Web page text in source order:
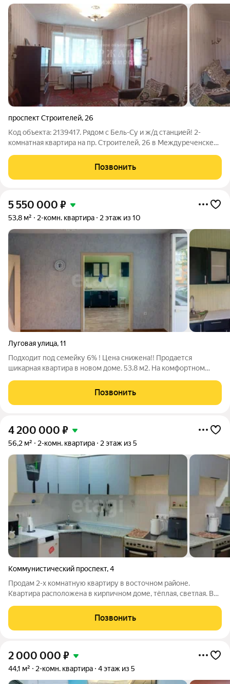
проспект Строителей, 26
Код объекта: 2139417. Рядом с Бель-Су и ж/д станцией! 2-
комнатная квартира на пр. Строителей, 26 в Междуреченске
инфраструктура рядом Квартира расположена в одном из
самых удобных районов
Позвонить
5 550 000 ₽
53,8 м² 2-комн. квартира 2 этаж из 10
Луговая улица,11
Подходит под семейку 6% ! Цена снижена!! Продается
шикарная квартира в новом доме. 53.8 м2. На комфортном
установлены пластиковые окна . Балкон выходит во двор.
Квартира находится в тихом районе.
Позвонить
4 200 000 ₽
56,2 м² 2-комн. квартира 2 этаж из 5
Коммунистический проспект,4
Продам 2-х комнатную квартиру в восточном районе.
Квартира расположена в кирпичном доме, тёплая, светлая. В
сантехники, системы отопления. Стены и потолок выровнены,
оклеены обои. На полу уложен
Позвонить
2 000 000 ₽
44,1 м² 2-комн. квартира 4 этаж из 5